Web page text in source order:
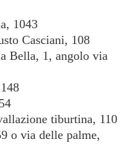
1043
Casciani, 108
Bella, 1, angolo via
tiburtina, 110
o via delle palme,